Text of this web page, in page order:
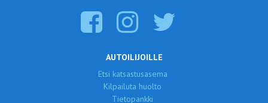
AUTOILIJOILLE
Etsi katsastusasema
Kilpailuta huolto
Tietopankki